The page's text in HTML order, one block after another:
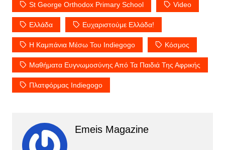
St George Orthodox Primary School Video
Ελλάδα Ευχαριστούμε Ελλάδα!
Η Καμπάνια Μέσω Του Indiegogo Κόσμος
Μαθήματα Ευγνωμοσύνης Από Τα Παιδιά Της Αφρικής
Πλατφόρμας Indiegogo
Emeis Magazine